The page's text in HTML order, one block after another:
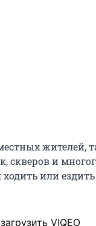
жителей,
скверов и
или
VIQEO